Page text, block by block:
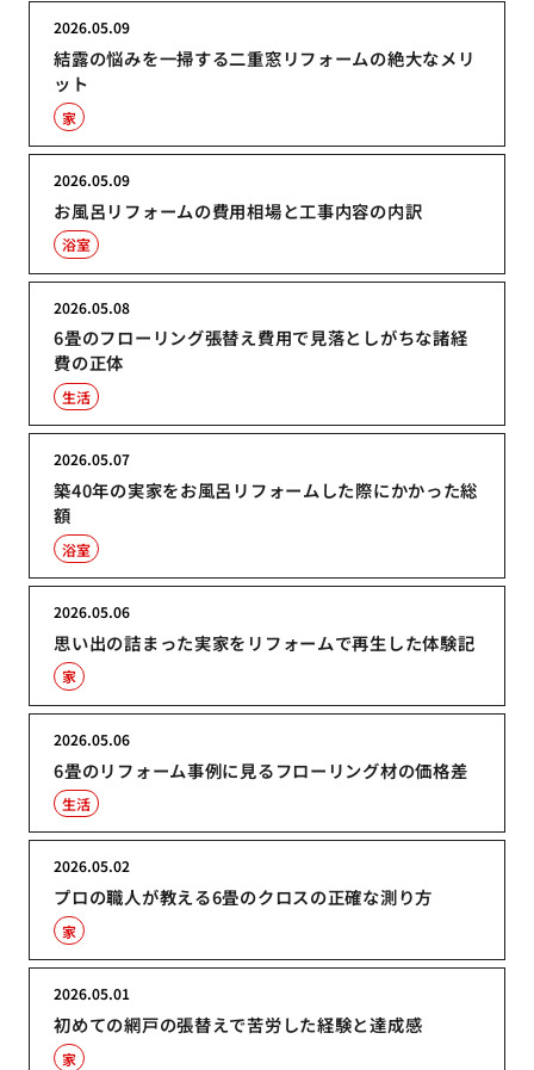
結露の悩みを一掃する二重窓リフォームの絶大なメリ
ット
2026.05.09
家
お風呂リフォームの費用相場と工事内容の内訳
2026.05.09
浴室
6畳のフローリング張替え費用で見落としがちな諸経
費の正体
2026.05.08
生活
築40年の実家をお風呂リフォームした際にかかった総
額
2026.05.07
浴室
思い出の詰まった実家をリフォームで再生した体験記
2026.05.06
家
6畳のリフォーム事例に見るフローリング材の価格差
2026.05.06
生活
プロの職人が教える6畳のクロスの正確な測り方
2026.05.02
家
初めての網戸の張替えで苦労した経験と達成感
2026.05.01
家